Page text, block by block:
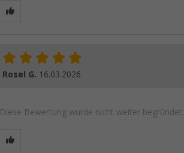
Rosel G. 16.03.2026
Diese Bewertung wurde nicht weiter begründet.